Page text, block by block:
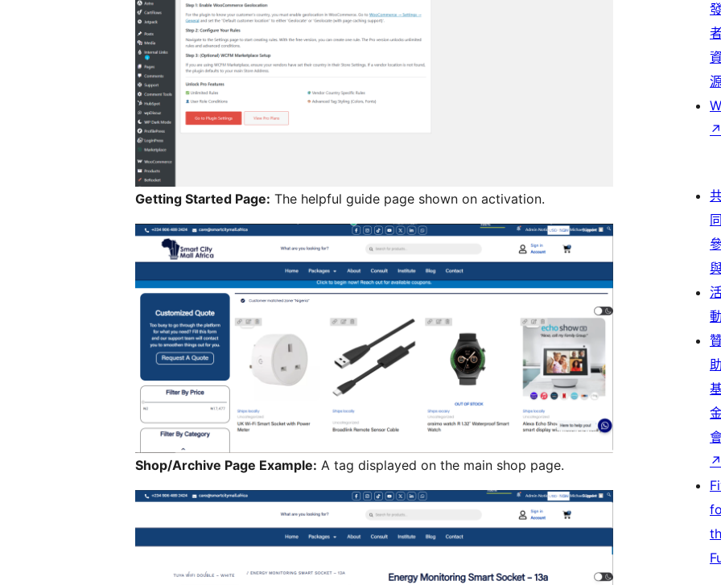
Getting Started Page: The helpful guide page shown on activation.
Shop/Archive Page Example: A tag displayed on the main shop page.
資
↗
同
動
助
↗